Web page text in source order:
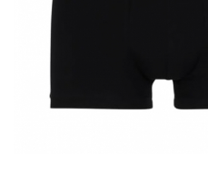
Hobby-uri creative
Iluminat & Electrice
Jaluzele
Kit-uri automatizari porti si usi